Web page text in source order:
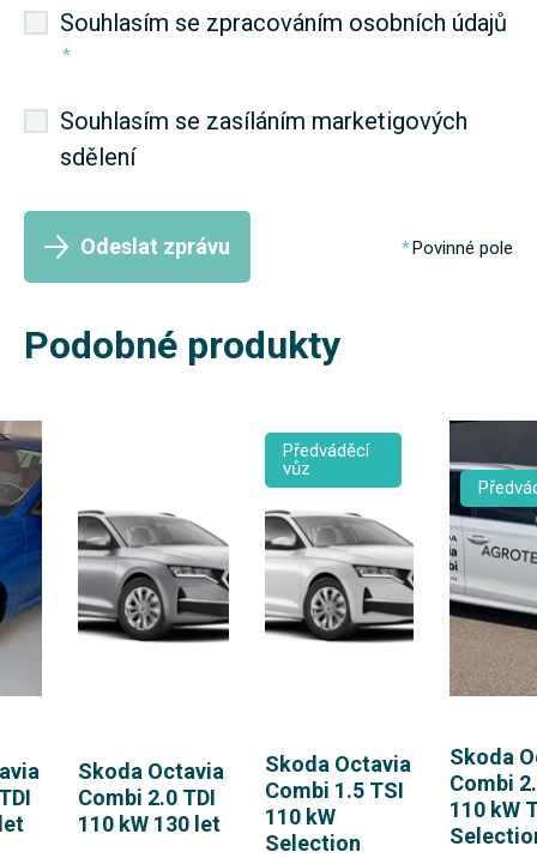
Souhlasím se zpracováním osobních údajů
*
Souhlasím se zasíláním marketigových
sdělení
Odeslat zprávu Povinné pole
Podobné produkty
Skoda Octavia
Combi 2.0 TDI
110 kW 130 let
Předváděcí
vůz
Skoda Octavia
Combi 1.5 TSI
110 kW
Selection
Skoda
Combi
110 kW